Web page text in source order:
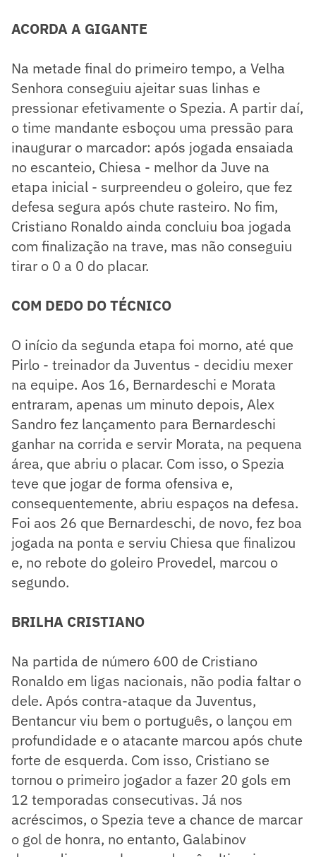
ACORDA A GIGANTE
Na metade final do primeiro tempo, a Velha
Senhora conseguiu ajeitar suas linhas e
pressionar efetivamente o Spezia. A partir daí,
o time mandante esboçou uma pressão para
inaugurar o marcador: após jogada ensaiada
no escanteio, Chiesa - melhor da Juve na
etapa inicial - surpreendeu o goleiro, que fez
defesa segura após chute rasteiro. No fim,
Cristiano Ronaldo ainda concluiu boa jogada
com finalização na trave, mas não conseguiu
tirar o 0 a 0 do placar.
COM DEDO DO TÉCNICO
O início da segunda etapa foi morno, até que
Pirlo - treinador da Juventus - decidiu mexer
na equipe. Aos 16, Bernardeschi e Morata
entraram, apenas um minuto depois, Alex
Sandro fez lançamento para Bernardeschi
ganhar na corrida e servir Morata, na pequena
área, que abriu o placar. Com isso, o Spezia
teve que jogar de forma ofensiva e,
consequentemente, abriu espaços na defesa.
Foi aos 26 que Bernardeschi, de novo, fez boa
jogada na ponta e serviu Chiesa que finalizou
e, no rebote do goleiro Provedel, marcou o
segundo.
BRILHA CRISTIANO
Na partida de número 600 de Cristiano
Ronaldo em ligas nacionais, não podia faltar o
dele. Após contra-ataque da Juventus,
Bentancur viu bem o português, o lançou em
profundidade e o atacante marcou após chute
forte de esquerda. Com isso, Cristiano se
tornou o primeiro jogador a fazer 20 gols em
12 temporadas consecutivas. Já nos
acréscimos, o Spezia teve a chance de marcar
o gol de honra, no entanto, Galabinov